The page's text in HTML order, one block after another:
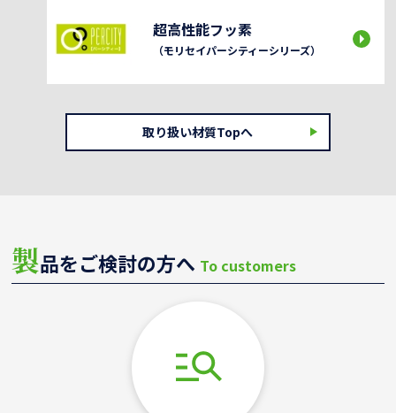
超高性能フッ素
（モリセイパーシティーシリーズ）
取り扱い材質Topへ
製品をご検討の方へ To customers